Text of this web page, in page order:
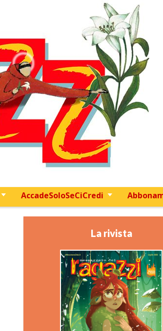
AccadeSoloSeCiCredi
La rivista